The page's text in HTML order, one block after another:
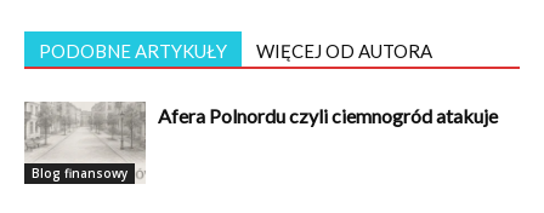
PODOBNE ARTYKUŁY WIĘCEJ OD AUTORA
Blog finansowy
Afera Polnordu czyli ciemnogród atakuje